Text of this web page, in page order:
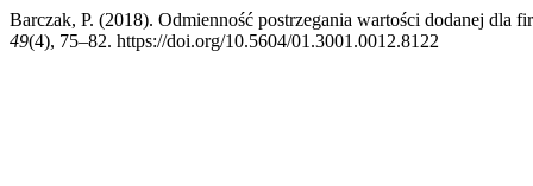
Barczak, P. (2018). Odmienność postrzegania wartości dodanej dla
49(4), 75–82. https://doi.org/10.5604/01.3001.0012.8122